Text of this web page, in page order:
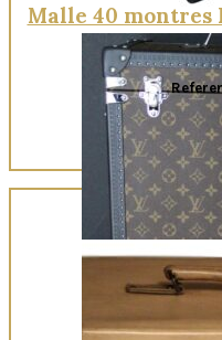
Malle 40 montres